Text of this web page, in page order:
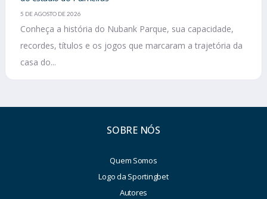
5 DE AGOSTO DE 2026
Conheça a história do Nubank Parque, sua capacidade,
recordes, títulos e os jogos que marcaram a trajetória da
casa do...
SOBRE NÓS
Quem Somos
Logo da Sportingbet
Autores